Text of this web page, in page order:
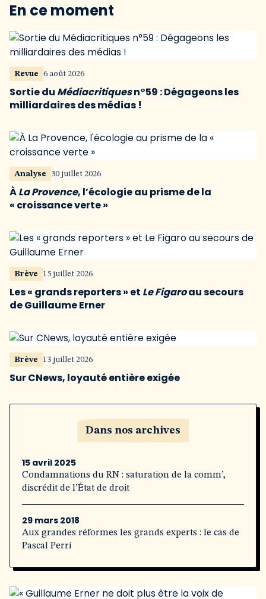
En ce moment
Revue 6 août 2026
Sortie du Médiacritiquesn°59 : Dégageons les
milliardaires des médias !
Analyse 30 juillet 2026
ÀLa Provence, l’écologie au prisme de la
« croissance verte »
Brève 15 juillet 2026
Les « grands reporters » et Le Figaroau secours
de Guillaume Erner
Brève 13 juillet 2026
Sur CNews, loyauté entière exigée
Dans nos archives
15 avril 2025
Condamnations du RN : saturation de la comm’,
discrédit de l’État de droit
29 mars 2018
Aux grandes réformes les grands experts : le cas de
Pascal Perri